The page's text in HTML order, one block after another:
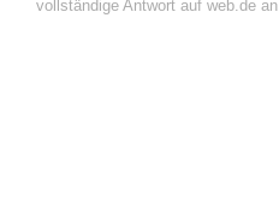
vollständige Antwort auf web.de an